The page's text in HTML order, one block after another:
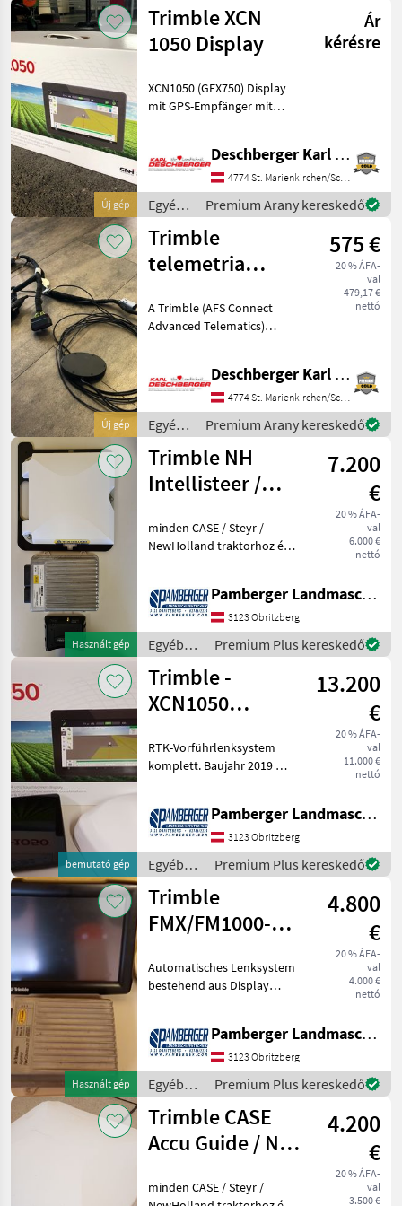
tartozékok
/
Trimble
Új gép
Trimble XCN
1050 Display
Ár
kérésre
XCN1050 (GFX750) Display
mit GPS-Empfänger mit
900 zur direkten Anpassung
der Fahrzeuglenkung bzw.
Kompensierung von
Abweichungen
Deschberger Karl Landtechnik GesmbH & Co KG
4774 St. Marienkirchen/Schärding
Egyéb
traktor
tartozékok
/
Trimble
Premium Arany kereskedő
Új gép
Trimble
telemetria
575 €
20 % ÁFA-
val
479,17 €
nettó
A Trimble (AFS Connect
Advanced Telematics)
traktorokhoz (Profi / Profi
CVT / Impulse CVT) -
lehetővé teszi az üzemel
Deschberger Karl Landtechnik GesmbH & Co KG
4774 St. Marienkirchen/Schärding
Egyéb
traktor
tartozékok
/
Trimble
Premium Arany kereskedő
Használt gép
Trimble NH
Intellisteer /
kormányrendszer
7.200
€
20 % ÁFA-
val
6.000 €
nettó
minden CASE / Steyr /
NewHolland traktorhoz és
és monitorral ellátott
kombájnhoz alkalmas, a
rendszer PLM 372 RTK an
Pamberger Landmaschinentechnik GmbH
3123 Obritzberg
Egyéb
traktor
tartozékok
/ Trimble
Premium Plus kereskedő
bemutató gép
Trimble -
XCN1050
Autopilot
Motordrive
13.200
€
20 % ÁFA-
val
11.000 €
nettó
RTK-Vorführlenksystem
komplett. Baujahr 2019 mit
GPS-Empfänger mit
integriertem Lenk- und
Neigungcontroller NAV-900,
Pamberger Landmaschinentechnik GmbH
3123 Obritzberg
Egyéb
traktor
tartozékok
/ Trimble
Premium Plus kereskedő
Használt gép
Trimble
FMX/FM1000-
Autopilot
4.800
€
20 % ÁFA-
val
4.000 €
nettó
Automatisches Lenksystem
bestehend aus Display
Ag25, Display RAM-
Halterung,
Mobilfunkmodem DCM300,
Navigationscontro
Pamberger Landmaschinentechnik GmbH
3123 Obritzberg
Egyéb
traktor
tartozékok
/ Trimble
Premium Plus kereskedő
Trimble CASE
Accu Guide / NH
kormányrendszer
4.200
€
20 % ÁFA-
val
3.500 €
minden CASE / Steyr /